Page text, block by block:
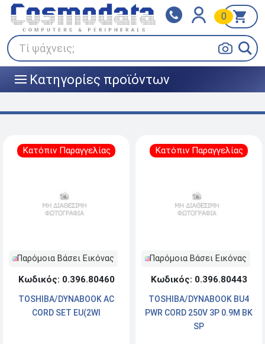
Τί ψάχνεις;
0
||| Κατηγορίες προϊόντων
Klarna
Πληρώστε σε 3
άτοκες δόσεις
BOX NOW
Κατόπιν Παραγγελίας
Παρόμοια Βάσει Εικόνας
Κωδικός: 0.396.80460
TOSHIBA/DYNABOOK AC
CORD SET EU(2WI
Κατόπιν Παραγγελίας
Παρόμοια Βάσει Εικόνας
Κωδικός: 0.396.80443
TOSHIBA/DYNABOOK BU4
PWR CORD 250V 3P 0.9M BK
SP